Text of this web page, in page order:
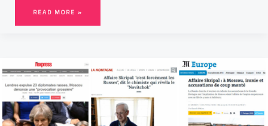
READ MORE »
AFFAIRE
SKRIPAL
:
LA
BATAILLE
DE
L’INFORMATION
FAIT
RAGE